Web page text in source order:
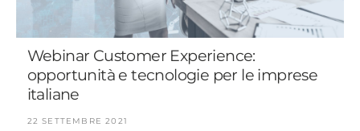
Webinar Customer Experience:
opportunità e tecnologie per le imprese
italiane
22 SETTEMBRE 2021